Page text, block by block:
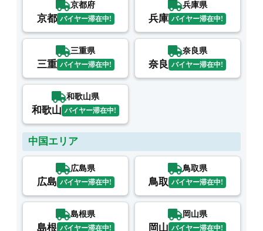
京都府
京都 バイヤー滞在中!
兵庫県
兵庫 バイヤー滞在中!
三重県
三重 バイヤー滞在中!
奈良県
奈良 バイヤー滞在中!
和歌山県
和歌山 バイヤー滞在中!
中国エリア
広島県
広島 バイヤー滞在中!
鳥取県
鳥取 バイヤー滞在中!
島根県
島根 バイヤー滞在中!
岡山県
岡山 バイヤー滞在中!